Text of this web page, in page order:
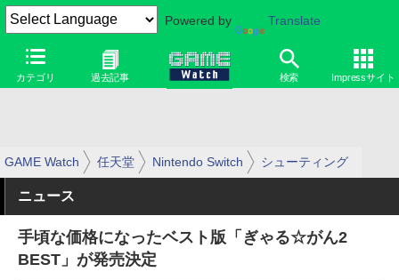
Powered by Translate
カテゴリ 過去記事 検索 Impressサイト
GAME Watch 任天堂 Nintendo Switch シューティング
ニュース
手頃な価格になったベスト版「ぎゃる☆がん2
BEST」が発売決定